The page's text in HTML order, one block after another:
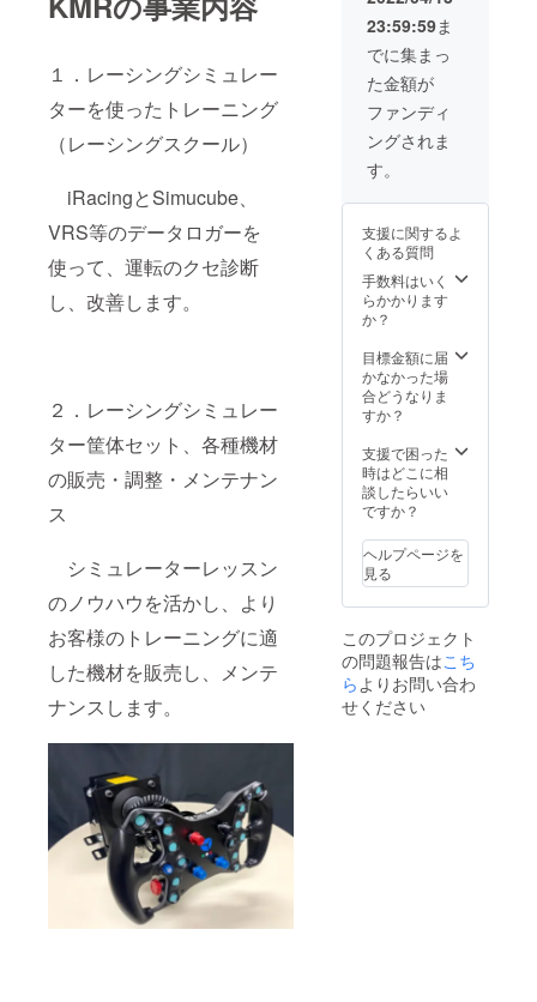
１．レーシングシミュレー
ターを使ったトレーニング
（レーシングスクール）
iRacingとSimucube、
VRS等のデータロガーを
使って、運転のクセ診断
し、改善します。
２．レーシングシミュレー
ター筐体セット、各種機材
の販売・調整・メンテナン
ス
シミュレーターレッスン
のノウハウを活かし、より
お客様のトレーニングに適
した機材を販売し、メンテ
ナンスします。
表示し
たいお
名前の
記載を
お願い
しま
す。 返
礼品と
ゴス
テッ
カーを
１口に
つき１
枚提供
（送料
込みの
価格で
のお名
前、個
人様の
お名
前、団
体様
名、商
品名等
様”とし
テッ
カーに
し貼り
付け
ターン
をセッ
トにし
①KMR
Tシャツ
（７月
ごろま
届け予
定）
KMR T
シャツ
PFIRE
でのご
支援限
定版）
色はブ
23:59:59ま
でに集まっ
た金額が
ファンディ
ングされま
す。
支援に関するよ
くある質問
手数料はいく
らかかります
か？
目標金額に届
かなかった場
合どうなりま
すか？
支援で困った
時はどこに相
談したらいい
ですか？
ヘルプページを
見る
このプロジェクト
の問題報告はこち
らよりお問い合わ
せください